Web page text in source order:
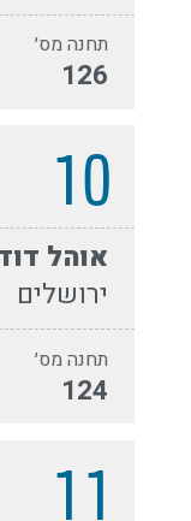
תחנה מס׳
126
10
אוהל
ירושלים
תחנה מס׳
124
11